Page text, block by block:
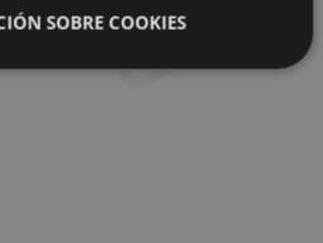
bilatzailera
SOBRE COOKIES